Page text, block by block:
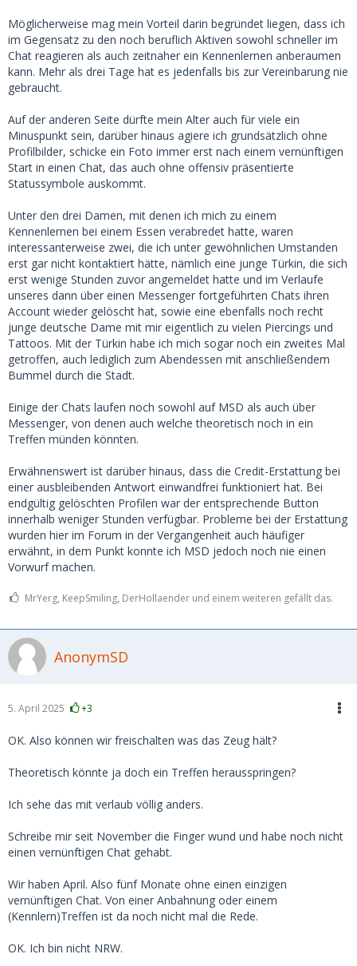
Möglicherweise mag mein Vorteil darin begründet liegen, dass ich
im Gegensatz zu den noch beruflich Aktiven sowohl schneller im
Chat reagieren als auch zeitnaher ein Kennenlernen anberaumen
kann. Mehr als drei Tage hat es jedenfalls bis zur Vereinbarung nie
gebraucht.
Auf der anderen Seite dürfte mein Alter auch für viele ein
Minuspunkt sein, darüber hinaus agiere ich grundsätzlich ohne
Profilbilder, schicke ein Foto immer erst nach einem vernünftigen
Start in einen Chat, das auch ohne offensiv präsentierte
Statussymbole auskommt.
Unter den drei Damen, mit denen ich mich zu einem
Kennenlernen bei einem Essen verabredet hatte, waren
interessanterweise zwei, die ich unter gewöhnlichen Umstanden
erst gar nicht kontaktiert hätte, nämlich eine junge Türkin, die sich
erst wenige Stunden zuvor angemeldet hatte und im Verlaufe
unseres dann über einen Messenger fortgeführten Chats ihren
Account wieder gelöscht hat, sowie eine ebenfalls noch recht
junge deutsche Dame mit mir eigentlich zu vielen Piercings und
Tattoos. Mit der Türkin habe ich mich sogar noch ein zweites Mal
getroffen, auch lediglich zum Abendessen mit anschließendem
Bummel durch die Stadt.
Einige der Chats laufen noch sowohl auf MSD als auch über
Messenger, von denen auch welche theoretisch noch in ein
Treffen münden könnten.
Erwähnenswert ist darüber hinaus, dass die Credit-Erstattung bei
einer ausbleibenden Antwort einwandfrei funktioniert hat. Bei
endgültig gelöschten Profilen war der entsprechende Button
innerhalb weniger Stunden verfügbar. Probleme bei der Erstattung
wurden hier im Forum in der Vergangenheit auch häufiger
erwähnt, in dem Punkt konnte ich MSD jedoch noch nie einen
Vorwurf machen.
MrYerg, KeepSmiling, DerHollaender und einem weiteren gefällt das.
AnonymSD
5. April 2025 +3
OK. Also können wir freischalten was das Zeug hält?
Theoretisch könnte ja doch ein Treffen herausspringen?
Ich sehe das mit verlaub völlig anders.
Schreibe mir seit November die Finger wund und habe noch nicht
einen vernünftigen Chat gehabt.
Wir haben April. Also fünf Monate ohne einen einzigen
vernünftigen Chat. Von einer Anbahnung oder einem
(Kennlern)Treffen ist da noch nicht mal die Rede.
OK. Ich bin nicht NRW.